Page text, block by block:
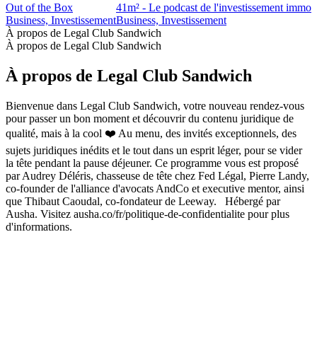
Out of the Box
Business, Investissement
41m² - Le podcast de l'investissement
Business, Investissement
À propos de Legal Club Sandwich
À propos de Legal Club Sandwich
À propos de Legal Club Sandwich
Bienvenue dans Legal Club Sandwich, votre nouveau rendez-vous
pour passer un bon moment et découvrir du contenu juridique de
qualité, mais à la cool ❤️ Au menu, des invités exceptionnels, des
sujets juridiques inédits et le tout dans un esprit léger, pour se vider
la tête pendant la pause déjeuner. Ce programme vous est proposé
par Audrey Déléris, chasseuse de tête chez Fed Légal, Pierre Landy,
co-founder de l'alliance d'avocats AndCo et executive mentor, ainsi
que Thibaut Caoudal, co-fondateur de Leeway. Hébergé par
Ausha. Visitez ausha.co/fr/politique-de-confidentialite pour plus
d'informations.